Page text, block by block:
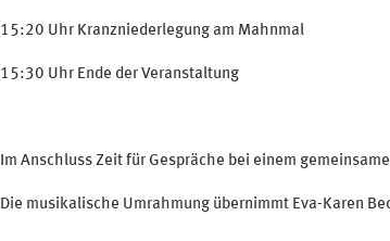
15:20 Uhr Kranzniederlegung am Mahnmal
15:30 Uhr Ende der Veranstaltung
Im Anschluss Zeit für Gespräche bei einem
Die musikalische Umrahmung übernimmt Eva-Karen